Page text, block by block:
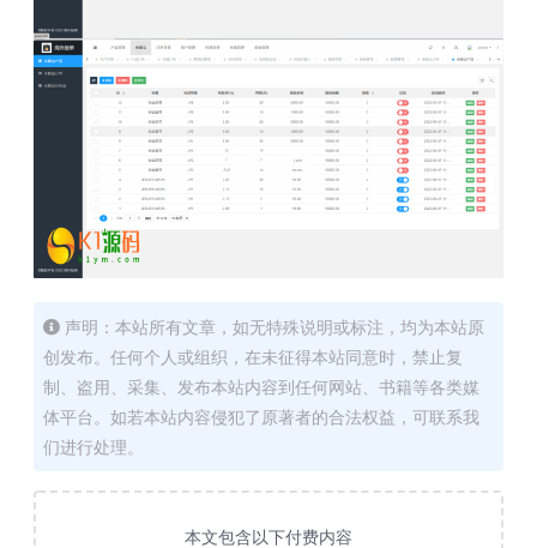
声明：本站所有文章，如无特殊说明或标注，均为本站原
创发布。任何个人或组织，在未征得本站同意时，禁止复
制、盗用、采集、发布本站内容到任何网站、书籍等各类媒
体平台。如若本站内容侵犯了原著者的合法权益，可联系我
们进行处理。
本文包含以下付费内容